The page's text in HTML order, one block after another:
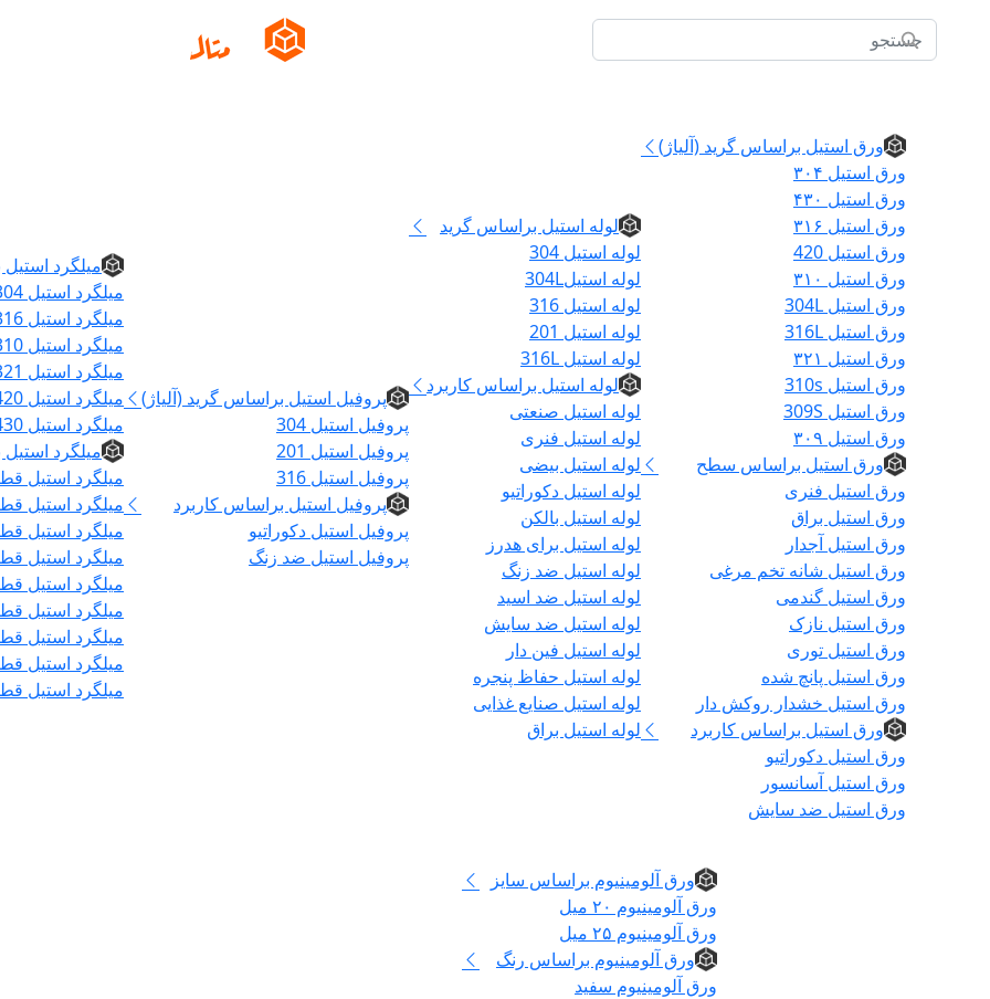
ورق استیل براساس گرید (آلیاژ)
ورق استیل ۳۰۴
ورق استیل ۴۳۰
ورق استیل ۳۱۶
ورق استیل 420
ورق استیل ۳۱۰
ورق استیل 304L
ورق استیل 316L
ورق استیل ۳۲۱
ورق استیل 310s
ورق استیل 309S
ورق استیل ۳۰۹
ورق استیل براساس سطح
ورق استیل فنری
ورق استیل براق
ورق استیل آجدار
ورق استیل شانه تخم مرغی
ورق استیل گندمی
ورق استیل نازک
ورق استیل توری
ورق استیل پانچ شده
ورق استیل خشدار روکش دار
ورق استیل براساس کاربرد
ورق استیل دکوراتیو
ورق استیل آسانسور
ورق استیل ضد سایش
لوله استیل براساس گرید
لوله استیل 304
لوله استیل304L
لوله استیل 316
لوله استیل 201
لوله استیل 316L
لوله استیل براساس کاربرد
لوله استیل صنعتی
لوله استیل فنری
لوله استیل بیضی
لوله استیل دکوراتیو
لوله استیل بالکن
لوله استیل برای هدرز
لوله استیل ضد زنگ
لوله استیل ضد اسید
لوله استیل ضد سایش
لوله استیل فین دار
لوله استیل حفاظ پنجره
لوله استیل صنایع غذایی
لوله استیل براق
پروفیل استیل براساس گرید (آلیاژ)
پروفیل استیل 304
پروفیل استیل 201
پروفیل استیل 316
پروفیل استیل براساس کاربرد
پروفیل استیل دکوراتیو
پروفیل استیل ضد زنگ
میلگرد
میلگرد استیل 304
میلگرد استیل 316
میلگرد استیل 310
میلگرد استیل 321
میلگرد استیل 420
میلگرد استیل 430
میلگرد
میلگرد استیل قطر
میلگرد استیل قطر
میلگرد استیل قطر
میلگرد استیل
میلگرد استیل قطر
میلگرد استیل قطر
میلگرد استیل قطر
میلگرد استیل قطر
میلگرد استیل قطر
ورق آلومینیوم براساس سایز
ورق آلومینیوم ۲۰ میل
ورق آلومینیوم ۲۵ میل
ورق آلومینیوم براساس رنگ
ورق آلومینیوم سفید